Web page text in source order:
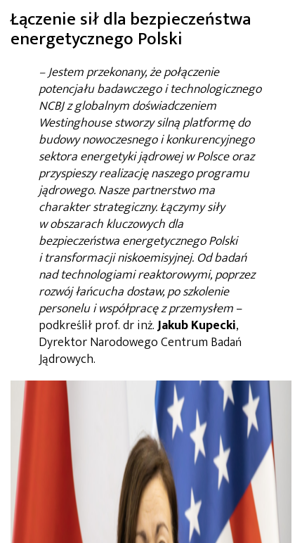
Łączenie sił dla bezpieczeństwa
energetycznego Polski
– Jestem przekonany, że połączenie
potencjału badawczego i technologicznego
NCBJ z globalnym doświadczeniem
Westinghouse stworzy silną platformę do
budowy nowoczesnego i konkurencyjnego
sektora energetyki jądrowej w Polsce oraz
przyspieszy realizację naszego programu
jądrowego. Nasze partnerstwo ma
charakter strategiczny. Łączymy siły
w obszarach kluczowych dla
bezpieczeństwa energetycznego Polski
i transformacji niskoemisyjnej. Od badań
nad technologiami reaktorowymi, poprzez
rozwój łańcucha dostaw, po szkolenie
personelu i współpracę z przemysłem–
podkreślił prof. dr inż.Jakub Kupecki,
Dyrektor Narodowego Centrum Badań
Jądrowych.